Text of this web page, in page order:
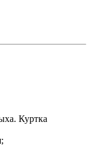
Куртка